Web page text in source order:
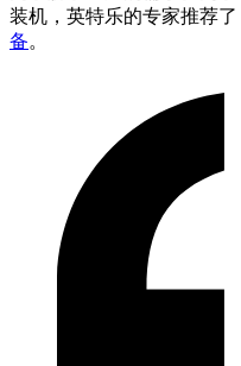
装机，英特乐的专家推荐了
备。